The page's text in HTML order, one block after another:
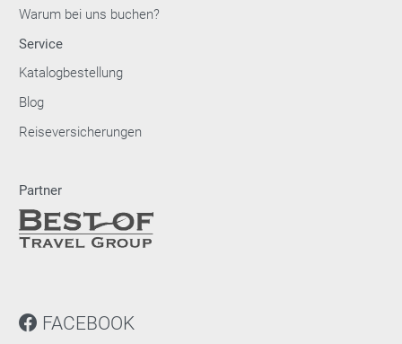
Warum bei uns buchen?
Service
Katalogbestellung
Blog
Reiseversicherungen
Partner
FACEBOOK